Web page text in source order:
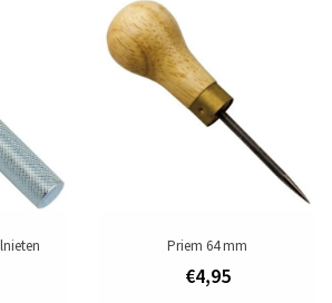
is dat u aan elkaar wilt bevestigen.
een stift die 2 à 3 mm langer is dan de totale
mm
Toevoegen om te vergelijken/
Priem 64 mm
€4,95